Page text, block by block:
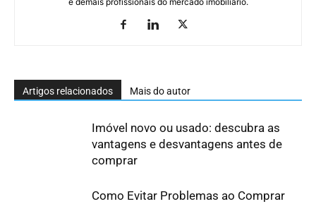
Artigos relacionados Mais do autor
Imóvel novo ou usado: descubra as
vantagens e desvantagens antes de
comprar
Como Evitar Problemas ao Comprar